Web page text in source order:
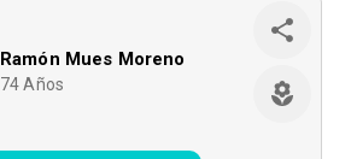
Ramón Mues Moreno
74 Años